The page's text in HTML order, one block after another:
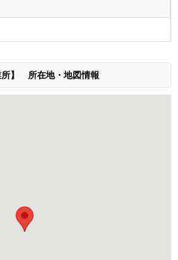
】 所在地・地図情報